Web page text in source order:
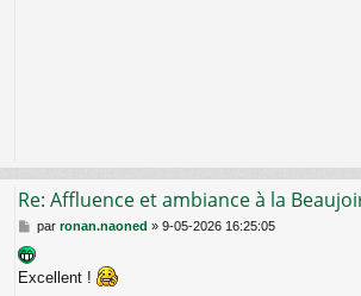
Re: Affluence et ambiance à la
M
s
s
par ronan.naoned » 9-05-2026 16:25:05
Excellent !